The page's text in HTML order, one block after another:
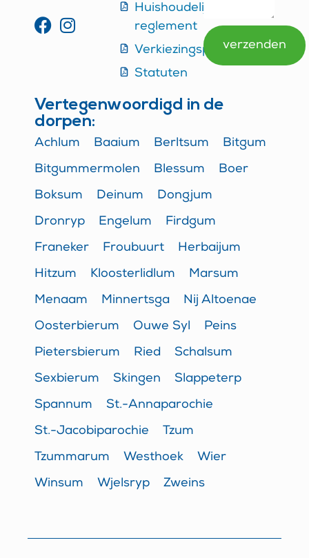
Huishoudelijk
reglement
Verkiezingsprogramma
Statuten
verzenden
Vertegenwoordigd in de
dorpen:
Achlum Baaium Berltsum Bitgum
Bitgummermolen Blessum Boer
Boksum Deinum Dongjum
Dronryp Engelum Firdgum
Franeker Froubuurt Herbaijum
Hitzum Kloosterlidlum Marsum
Menaam Minnertsga Nij Altoenae
Oosterbierum Ouwe Syl Peins
Pietersbierum Ried Schalsum
Sexbierum Skingen Slappeterp
Spannum St.-Annaparochie
St.-Jacobiparochie Tzum
Tzummarum Westhoek Wier
Winsum Wjelsryp Zweins